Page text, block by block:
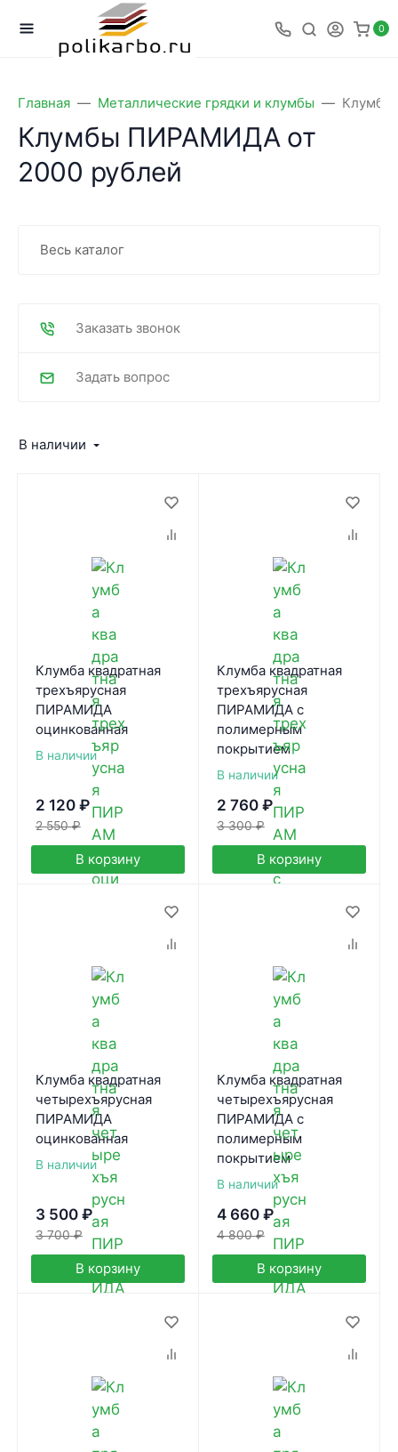
0
Главная Металлические грядки и клумбы Клумбы
Клумбы ПИРАМИДА от
2000 рублей
Весь каталог
Заказать звонок
Задать вопрос
В наличии
Клумба квадратная
трехъярусная
ПИРАМИДА
оцинкованная
В наличии
2 120 ₽
2 550 ₽
В корзину
Клумба квадратная
трехъярусная
ПИРАМИДА с
полимерным
покрытием
В наличии
2 760 ₽
3 300 ₽
В корзину
Клумба квадратная
четырехъярусная
ПИРАМИДА
оцинкованная
В наличии
3 500 ₽
3 700 ₽
В корзину
Клумба квадратная
четырехъярусная
ПИРАМИДА с
полимерным
покрытием
В наличии
4 660 ₽
4 800 ₽
В корзину